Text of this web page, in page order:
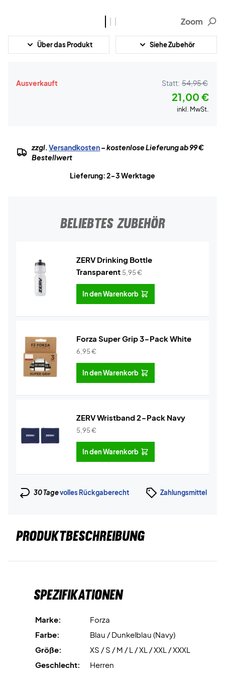
Zoom
Über das Produkt Siehe Zubehör
Ausverkauft Statt: 54,95 €
21,00 €
inkl. MwSt.
zzgl.Versandkosten– kostenlose Lieferung ab 99 €
Bestellwert
Lieferung: 2-3 Werktage
BELIEBTES ZUBEHÖR
ZERV Drinking Bottle
Transparent 5,95€
In den Warenkorb
Forza Super Grip 3-Pack White
6,95€
In den Warenkorb
ZERV Wristband 2-Pack Navy
5,95€
In den Warenkorb
30 Tagevolles Rückgaberecht Zahlungsmittel
PRODUKTBESCHREIBUNG
Spezifikationen
Marke:
Forza
Farbe:
Blau / Dunkelblau (Navy)
Größe:
XS / S / M / L / XL / XXL / XXXL
Geschlecht:
Herren